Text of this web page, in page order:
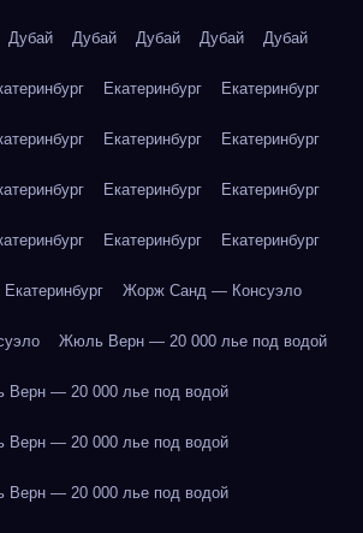
Дубай Дубай Дубай Дубай Дубай
Екатеринбург Екатеринбург
Екатеринбург Екатеринбург
Екатеринбург Екатеринбург
Екатеринбург Екатеринбург
Екатеринбург Жорж Санд — Консуэло
Жюль Верн — 20 000 лье под водой
— 20 000 лье под водой
— 20 000 лье под водой
— 20 000 лье под водой